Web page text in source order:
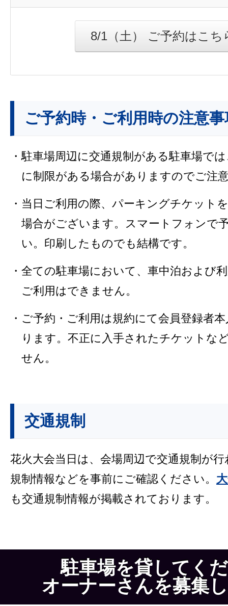
8/1（土） ご予約はこち
ご予約時・ご利用時の注意事
・駐車場周辺に交通規制がある駐車場で
に制限がある場合がありますのでご注
・当日ご利用の際、パーキングチケット
場合がございます。スマートフォンで
い。印刷したものでも結構です。
・全ての駐車場において、車中泊および
ご利用はできません。
・ご予約・ご利用は規約にて会員登録者
ります。不正に入手されたチケットな
せん。
交通規制
花火大会当日は、会場周辺で交通規制が
規制情報などを事前にご確認ください。
も交通規制情報が掲載されております。
駐車場を貸してく
オーナーさんを募集